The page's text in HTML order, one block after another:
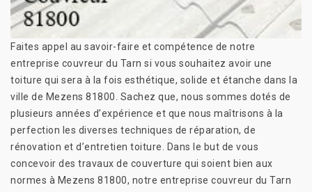
Faites appel au savoir-faire et compétence de notre
entreprise couvreur du Tarn si vous souhaitez avoir une
toiture qui sera à la fois esthétique, solide et étanche dans la
ville de Mezens 81800. Sachez que, nous sommes dotés de
plusieurs années d’expérience et que nous maîtrisons à la
perfection les diverses techniques de réparation, de
rénovation et d’entretien toiture. Dans le but de vous
concevoir des travaux de couverture qui soient bien aux
normes à Mezens 81800, notre entreprise couvreur du Tarn